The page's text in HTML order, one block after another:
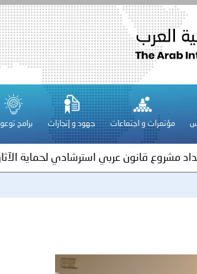
مؤتمرات و اجتماعات جهود و إنجازات برامج
قـطـر ـ 1448/02/21هـ ــ الموافق
لدول الخليج العربية..
لمجلس وزراء الداخلية العرب بمناسبة اختتام
مشروع قانون عربي استرشادي لحماية
عشر للمسؤولين عن الأمن السياحي
فلسطين ـ 1448/02/22هـ ــ
في المجالات الأكاديمية والتدريبية،